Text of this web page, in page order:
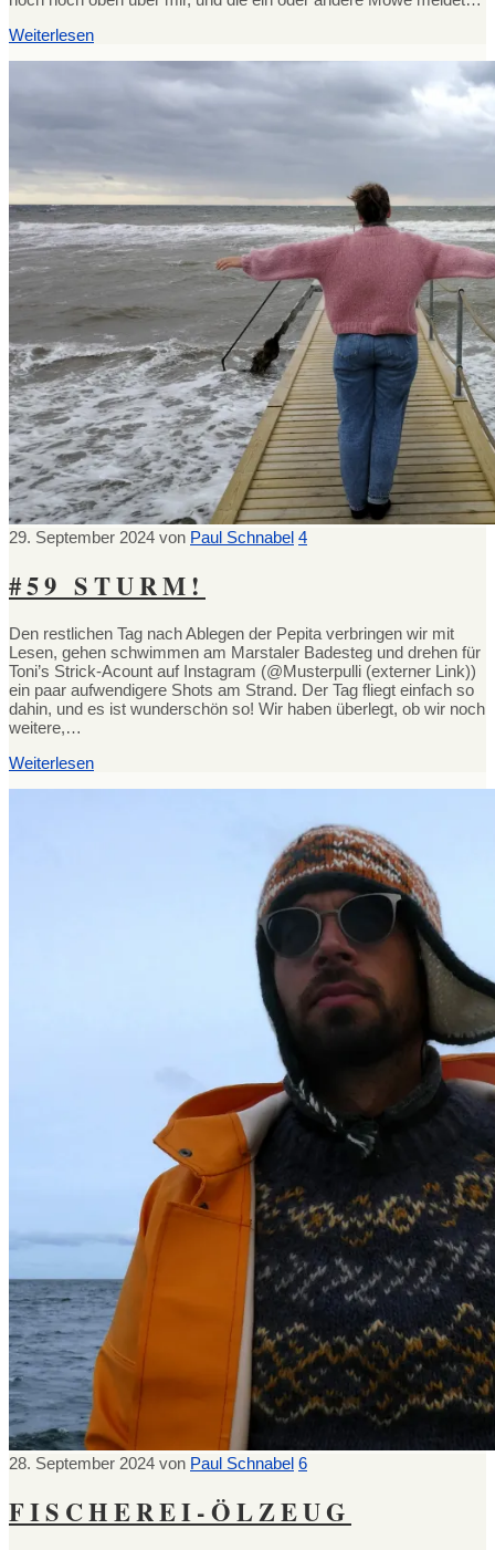
Weiterlesen
29. September 2024 von Paul Schnabel 4
#59 STURM!
Den restlichen Tag nach Ablegen der Pepita verbringen wir mit
Lesen, gehen schwimmen am Marstaler Badesteg und drehen für
Toni’s Strick-Acount auf Instagram (@Musterpulli (externer Link))
ein paar aufwendigere Shots am Strand. Der Tag fliegt einfach so
dahin, und es ist wunderschön so! Wir haben überlegt, ob wir noch
weitere,…
Weiterlesen
28. September 2024 von Paul Schnabel 6
FISCHEREI-ÖLZEUG